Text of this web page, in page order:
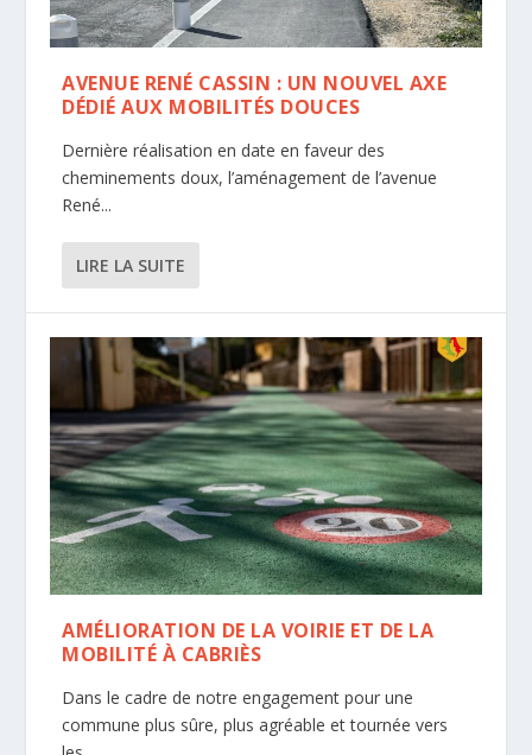
AVENUE RENÉ CASSIN : UN NOUVEL AXE
DÉDIÉ AUX MOBILITÉS DOUCES
Dernière réalisation en date en faveur des
cheminements doux, l’aménagement de l’avenue
René...
LIRE LA SUITE
AMÉLIORATION DE LA VOIRIE ET DE LA
MOBILITÉ À CABRIÈS
Dans le cadre de notre engagement pour une
commune plus sûre, plus agréable et tournée vers